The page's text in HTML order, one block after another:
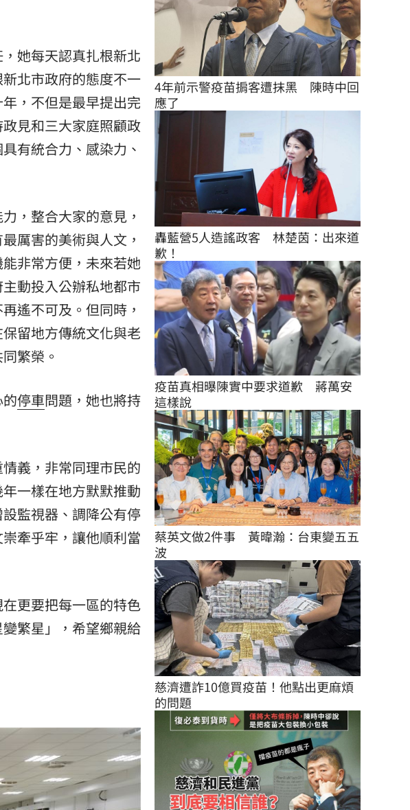
她每天認真扎根新北
北市政府的態度不一
，不但是最早提出完
見和三大家庭照顧政
有統合力、感染力、
，整合大家的意見，
厲害的美術與人文，
非常方便，未來若她
動投入公辦私地都市
遙不可及。但同時，
留地方傳統文化與老
繁榮。
停車問題，她也將持
義，非常同理市民的
一樣在地方默默推動
監視器、調降公有停
牽乎牢，讓他順利當
更要把每一區的特色
繁星」，希望鄉親給
4年前示警疫苗掮客遭抹黑　陳時中回
應了
轟藍營5人造謠政客　林楚茵：出來道
歉！
疫苗真相曝陳實中要求道歉　蔣萬安
這樣說
蔡英文做2件事　黃暐瀚：台東變五五
波
慈濟遭詐10億買疫苗！他點出更麻煩
的問題